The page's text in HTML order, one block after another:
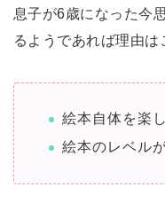
息子が6歳になった今
るようであれば理由は
絵本自体を楽
絵本のレベル